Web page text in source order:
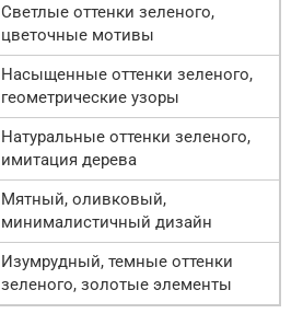
Светлые оттенки зеленого,
цветочные мотивы
Насыщенные оттенки зеленого,
геометрические узоры
Натуральные оттенки зеленого,
имитация дерева
Мятный, оливковый,
минималистичный дизайн
Изумрудный, темные оттенки
зеленого, золотые элементы